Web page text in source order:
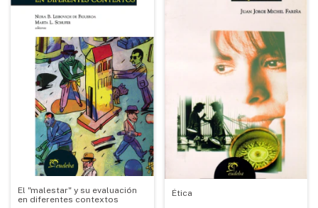
El "malestar" y su evaluación
en diferentes contextos
Ética